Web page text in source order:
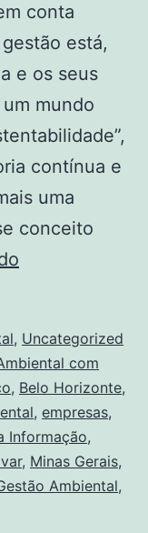
conta
está,
e os seus
mundo
contínua e
uma
conceito
, Uncategorized
com
, Belo Horizonte,
, empresas,
Informação,
, Minas Gerais,
Ambiental,